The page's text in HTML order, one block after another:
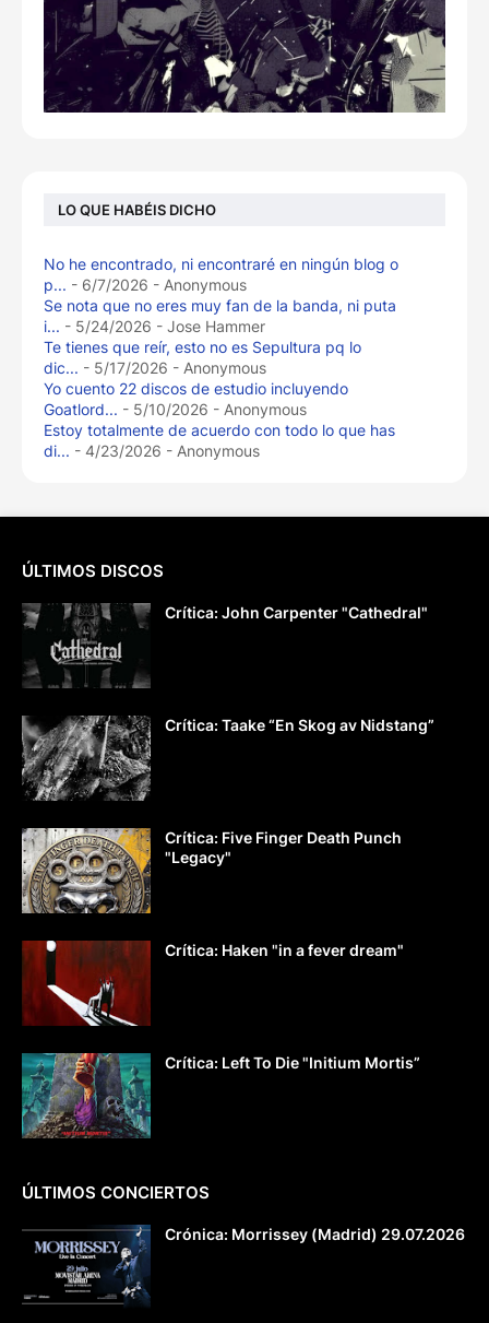
LO QUE HABÉIS DICHO
No he encontrado, ni encontraré en ningún blog o
p... - 6/7/2026 - Anonymous
Se nota que no eres muy fan de la banda, ni puta
i... - 5/24/2026 - Jose Hammer
Te tienes que reír, esto no es Sepultura pq lo
dic... - 5/17/2026 - Anonymous
Yo cuento 22 discos de estudio incluyendo
Goatlord... - 5/10/2026 - Anonymous
Estoy totalmente de acuerdo con todo lo que has
di... - 4/23/2026 - Anonymous
ÚLTIMOS DISCOS
Crítica: John Carpenter "Cathedral"
Crítica: Taake “En Skog av Nidstang”
Crítica: Five Finger Death Punch
"Legacy"
Crítica: Haken "in a fever dream"
Crítica: Left To Die "Initium Mortis”
ÚLTIMOS CONCIERTOS
Crónica: Morrissey (Madrid) 29.07.2026